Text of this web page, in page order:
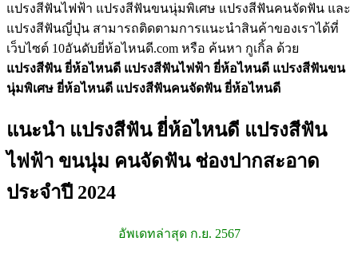
แปรงสีฟันไฟฟ้า แปรงสีฟันขนนุ่มพิเศษ แปรงสีฟันคนจัดฟัน และ
แปรงสีฟันญี่ปุ่น สามารถติดตามการแนะนำสินค้าของเราได้ที่
เว็บไซต์ 10อันดับยี่ห้อไหนดี.com หรือ ค้นหา กูเกิ้ล ด้วย
แปรงสีฟัน ยี่ห้อไหนดี แปรงสีฟันไฟฟ้า ยี่ห้อไหนดี แปรงสีฟันขน
นุ่มพิเศษ ยี่ห้อไหนดี แปรงสีฟันคนจัดฟัน ยี่ห้อไหนดี
แนะนำ แปรงสีฟัน ยี่ห้อไหนดี แปรงสีฟัน
ไฟฟ้า ขนนุ่ม คนจัดฟัน ช่องปากสะอาด
ประจำปี 2024
อัพเดทล่าสุด ก.ย. 2567